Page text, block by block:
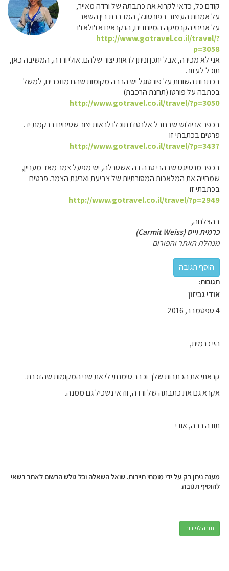
קודם כל, כדאי לקרוא את כתבתה של ורדה מאייר,
על אמנות העיצוב בפורטוגל, המדברת בין השאר
על אריחי הקרמיקה המיוחדים, הנקראים אז'ולאז'ו
http://www.gotravel.co.il/travel/?
p=3058
אני לא מכירה, אבל יתכן וניתן לראות יצור שלהם. אולי ורדה, המשיבה כאן,
תוכל לעזור.
בכתבות השונות על פורטוגל יש הרבה מקומות שהם מוזכרים, למשל
בכתבה על פורטו (תחנת הרכבת)
http://www.gotravel.co.il/travel/?p=3050
בכפר אריולוש שבחבל אלנטז'ו תוכלו לראות יצור שטיחים ברקמת יד.
פרטים בכתבתי זו
http://www.gotravel.co.il/travel/?p=3437
בכפר מנטייגס שבהרי סרה דה אשטרלה, יש מפעל צמר מאד מעניין,
שמחייה את המלאכות המסורתיות של צביעת ואריגת הצמר. פרטים
בכתבתי זו
http://www.gotravel.co.il/travel/?p=2949
בהצלחה,
כרמית וייס (Carmit Weiss)
מנהלת האתר והפורום
תגובות:
אודי גביזון
4 ספטמבר, 2016
היי כרמית,
קראתי את הכתבות שלך וכבר סימנתי לי את שני המקומות שהזכרת.
אקרא גם את כתבתה של ורדה, וודאי נשכיל גם ממנה.
תודה רבה, אודי
מענה ניתן רק על ידי מומחי תיירות. שואל השאלה וכל גולש הרשום לאתר רשאי
להוסיף תגובה.
חזרה לפורום